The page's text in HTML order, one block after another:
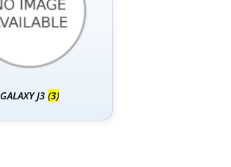
GALAXY J3 (3)